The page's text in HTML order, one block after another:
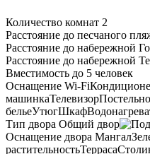
Количество комнат 2
Расстояние до песчаного
Расстояние до набережной
Расстояние до набережной
Вместимость до 5 человек
Оснащение Wi-Fi
машинкаТелевизор
бельеУтюгШкаф
Тип двора Общий двор
Оснащение двора Мангал
растительностьТерраса